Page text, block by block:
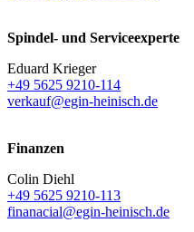
Spindel- und Serviceexperte
Eduard Krieger
+49 5625 9210-114
verkauf@egin-heinisch.de
Finanzen
Colin Diehl
+49 5625 9210-113
finanacial@egin-heinisch.de